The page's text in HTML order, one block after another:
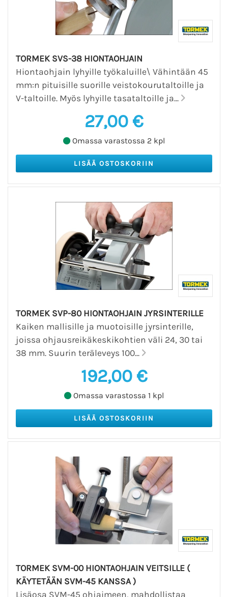
TORMEK SVS-38 HIONTAOHJAIN
Hiontaohjain lyhyille työkaluille\ Vähintään 45
mm:n pituisille suorille veistokourutaltoille ja
V-taltoille. Myös lyhyille tasataltoille ja...
27,00 €
Omassa varastossa 2 kpl
TORMEK SVP-80 HIONTAOHJAIN JYRSINTERILLE
Kaiken mallisille ja muotoisille jyrsinterille,
joissa ohjausreikäkeskikohtien väli 24, 30 tai
38 mm. Suurin teräleveys 100...
192,00 €
Omassa varastossa 1 kpl
TORMEK SVM-00 HIONTAOHJAIN VEITSILLE (
KÄYTETÄÄN SVM-45 KANSSA )
Lisäosa SVM-45 ohjaimeen, mahdollistaa